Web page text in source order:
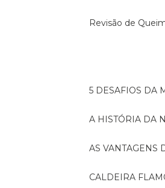
Revisão de
5 DESAFIOS
A HISTÓRIA DA
AS
CALDEIRA